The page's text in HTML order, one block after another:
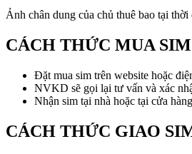
Ảnh chân dung của chủ thuê bao tại
CÁCH THỨC MUA SIM
Đặt mua sim trên website hoặc
NVKD sẽ gọi lại tư vấn và xác
Nhận sim tại nhà hoặc tại cửa
CÁCH THỨC GIAO